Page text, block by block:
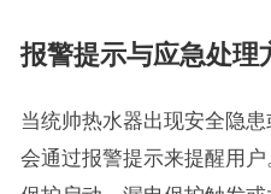
报警提示与应急处理
当统帅热水器出现安全隐
会通过报警提示来提醒用